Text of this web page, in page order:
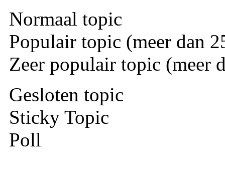
Normaal topic
Populair topic (meer dan
Zeer populair topic (meer
Gesloten topic
Sticky Topic
Poll